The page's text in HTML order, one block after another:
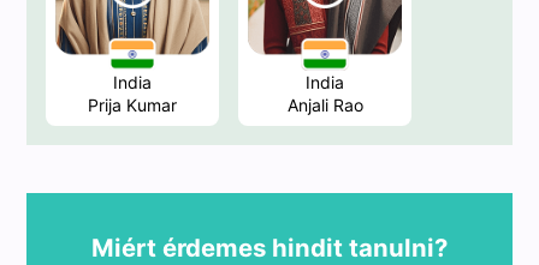
India
Prija Kumar
India
Anjali Rao
Miért érdemes hindit tanulni?